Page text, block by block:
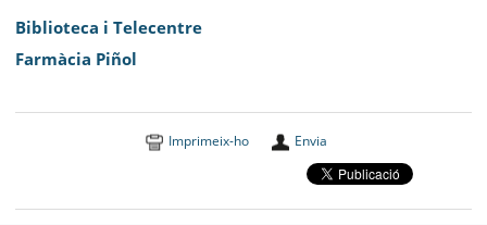
Biblioteca i Telecentre
Farmàcia Piñol
Imprimeix-ho Envia